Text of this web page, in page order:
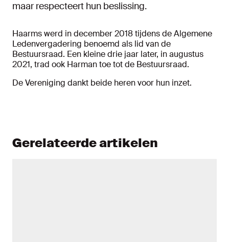
maar respecteert hun beslissing.
Haarms werd in december 2018 tijdens de Algemene
Ledenvergadering benoemd als lid van de
Bestuursraad. Een kleine drie jaar later, in augustus
2021, trad ook Harman toe tot de Bestuursraad.
De Vereniging dankt beide heren voor hun inzet.
Gerelateerde artikelen